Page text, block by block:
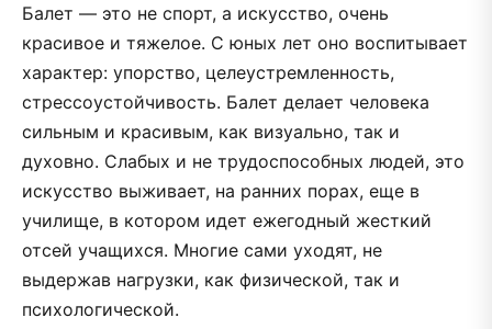
Балет — это не спорт, а искусство, очень
красивое и тяжелое. С юных лет оно воспитывает
характер: упорство, целеустремленность,
стрессоустойчивость. Балет делает человека
сильным и красивым, как визуально, так и
духовно. Слабых и не трудоспособных людей, это
искусство выживает, на ранних порах, еще в
училище, в котором идет ежегодный жесткий
отсей учащихся. Многие сами уходят, не
выдержав нагрузки, как физической, так и
психологической.